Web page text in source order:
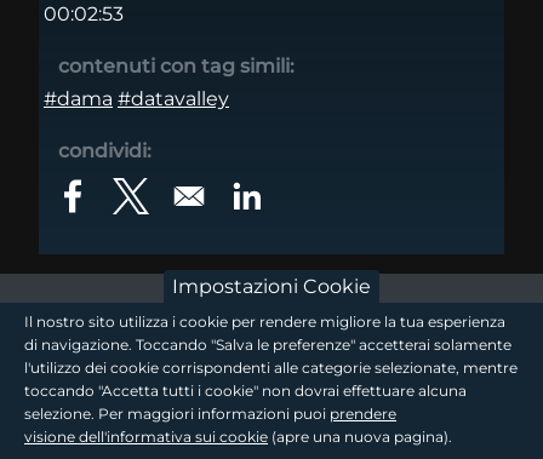
00:02:53
contenuti con tag simili:
#dama #datavalley
condividi:
Opens in a new window
Opens in a new windowOpens in a new window
footer - sezione logo 1
footer - sezione logo2
Impostazioni Cookie
Il nostro sito utilizza i cookie per rendere migliore la tua esperienza
di navigazione. Toccando "Salva le preferenze" accetterai solamente
l'utilizzo dei cookie corrispondenti alle categorie selezionate, mentre
toccando "Accetta tutti i cookie" non dovrai effettuare alcuna
selezione. Per maggiori informazioni puoi prendere
visione dell'informativa sui cookie (apre una nuova pagina).